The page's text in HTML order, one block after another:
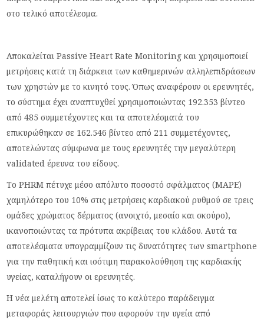
στο τελικό αποτέλεσμα.
Αποκαλείται Passive Heart Rate Monitoring και χρησιμοποιεί
μετρήσεις κατά τη διάρκεια των καθημερινών αλληλεπιδράσεων
των χρηστών με το κινητό τους. Όπως αναφέρουν οι ερευνητές,
το σύστημα έχει αναπτυχθεί χρησιμοποιώντας 192.353 βίντεο
από 485 συμμετέχοντες και τα αποτελέσματά του
επικυρώθηκαν σε 162.546 βίντεο από 211 συμμετέχοντες,
αποτελώντας σύμφωνα με τους ερευνητές την μεγαλύτερη
validated έρευνα του είδους.
Το PHRM πέτυχε μέσο απόλυτο ποσοστό σφάλματος (MAPE)
χαμηλότερο του 10% στις μετρήσεις καρδιακού ρυθμού σε τρεις
ομάδες χρώματος δέρματος (ανοιχτό, μεσαίο και σκούρο),
ικανοποιώντας τα πρότυπα ακρίβειας του κλάδου. Αυτά τα
αποτελέσματα υπογραμμίζουν τις δυνατότητες των smartphone
για την παθητική και ισότιμη παρακολούθηση της καρδιακής
υγείας, καταλήγουν οι ερευνητές.
Η νέα μελέτη αποτελεί ίσως το καλύτερο παράδειγμα
μεταφοράς λειτουργιών που αφορούν την υγεία από